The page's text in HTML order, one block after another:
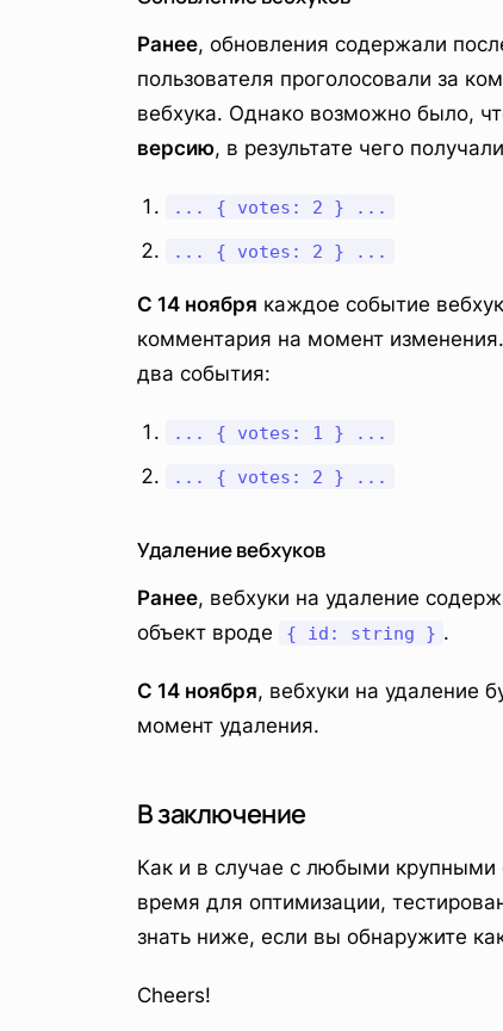
Ранее, обновления содержали
пользователя проголосовали за
вебхука. Однако возможно было,
версию, в результате чего
... { votes: 2 } ...
... { votes: 2 } ...
С 14 ноября каждое событие
комментария на момент
два события:
... { votes: 1 } ...
... { votes: 2 } ...
Удаление вебхуков
Ранее, вебхуки на удаление
объект вроде
{ id: string } .
С 14 ноября, вебхуки на удаление
момент удаления.
В заключение
Как и в случае с любыми
время для оптимизации,
знать ниже, если вы обнаружите
Cheers!